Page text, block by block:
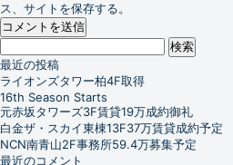
ス、サイトを保存する。
検
索:
最近の投稿
ライオンズタワー柏4F取得
16th Season Starts
元赤坂タワーズ3F賃貸19万成約御礼
白金ザ・スカイ東棟13F37万賃貸成約予定
NCN南青山2F事務所59.4万募集予定
最近のコメント